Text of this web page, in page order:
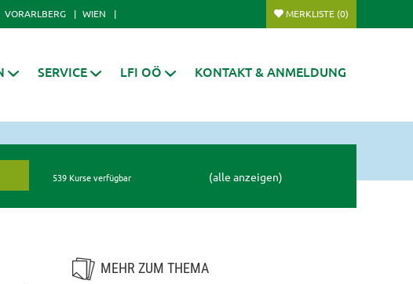
VORARLBERG WIEN MERKLISTE (0)
SERVICE LFI OÖ KONTAKT & ANMELDUNG
539 Kurse verfügbar (alle anzeigen)
MEHR ZUM THEMA